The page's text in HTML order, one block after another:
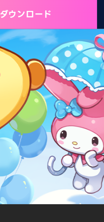
ダウンロード